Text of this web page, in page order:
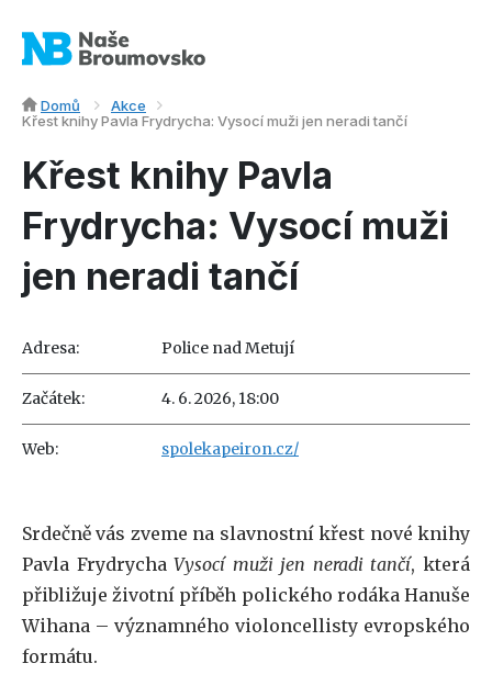
Domů
Akce
Křest knihy Pavla Frydrycha: Vysocí muži jen neradi tančí
Křest knihy Pavla
Frydrycha: Vysocí muži
jen neradi tančí
Adresa: Police nad Metují
Začátek: 4. 6. 2026, 18:00
Web: spolekapeiron.cz/
Srdečně vás zveme na slavnostní křest nové knihy
Pavla FrydrychaVysocí muži jen neradi tančí, která
přibližuje životní příběh polického rodáka Hanuše
Wihana – významného violoncellisty evropského
formátu.